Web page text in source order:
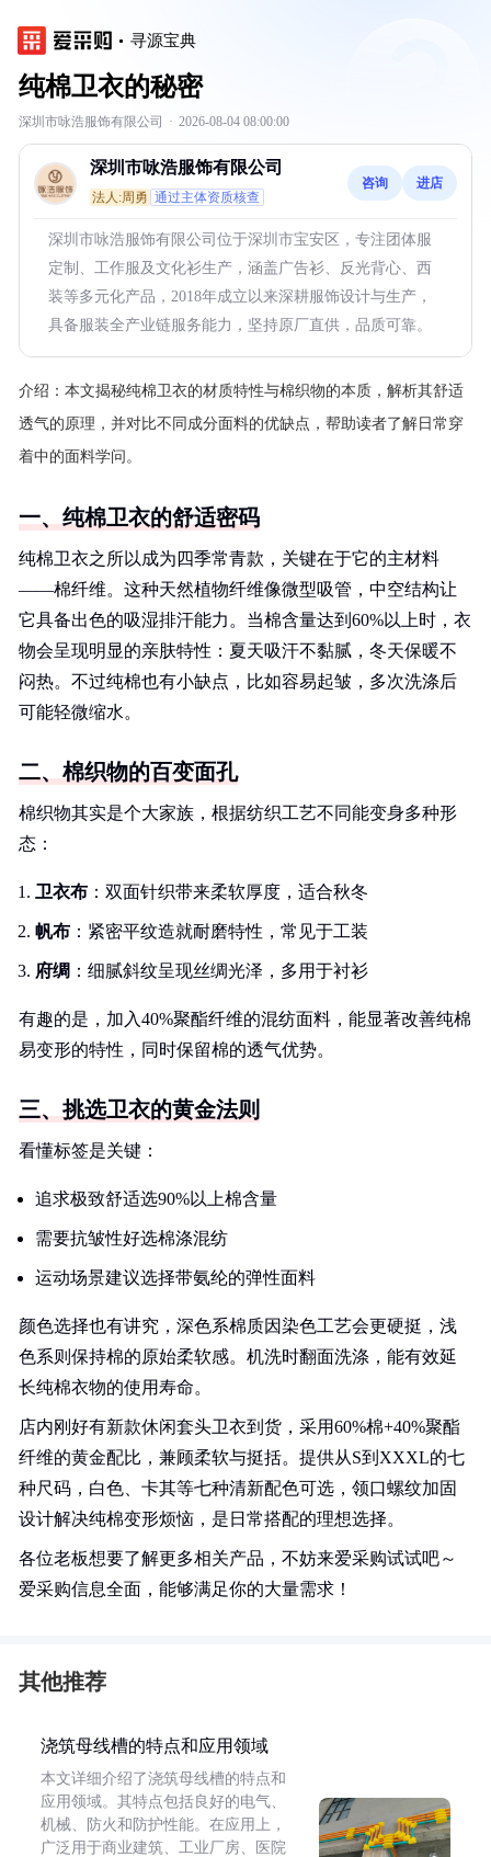
寻源宝典
纯棉卫衣的秘密
深圳市咏浩服饰有限公司 · 2026-08-04 08:00:00
深圳市咏浩服饰有限公司
法人:周勇 通过主体资质核查
咨询 进店
深圳市咏浩服饰有限公司位于深圳市宝安区，专注团体服
定制、工作服及文化衫生产，涵盖广告衫、反光背心、西
装等多元化产品，2018年成立以来深耕服饰设计与生产，
具备服装全产业链服务能力，坚持原厂直供，品质可靠。
介绍： 本文揭秘纯棉卫衣的材质特性与棉织物的本质，解析其舒适
透气的原理，并对比不同成分面料的优缺点，帮助读者了解日常穿
着中的面料学问。
一、纯棉卫衣的舒适密码
纯棉卫衣之所以成为四季常青款，关键在于它的主材料
——棉纤维。这种天然植物纤维像微型吸管，中空结构让
它具备出色的吸湿排汗能力。当棉含量达到60%以上时，衣
物会呈现明显的亲肤特性：夏天吸汗不黏腻，冬天保暖不
闷热。不过纯棉也有小缺点，比如容易起皱，多次洗涤后
可能轻微缩水。
二、棉织物的百变面孔
棉织物其实是个大家族，根据纺织工艺不同能变身多种形
态：
卫衣布 ：双面针织带来柔软厚度，适合秋冬
帆布 ：紧密平纹造就耐磨特性，常见于工装
府绸 ：细腻斜纹呈现丝绸光泽，多用于衬衫
有趣的是，加入40%聚酯纤维的混纺面料，能显著改善纯棉
易变形的特性，同时保留棉的透气优势。
三、挑选卫衣的黄金法则
看懂标签是关键：
追求极致舒适选90%以上棉含量
需要抗皱性好选棉涤混纺
运动场景建议选择带氨纶的弹性面料
颜色选择也有讲究，深色系棉质因染色工艺会更硬挺，浅
色系则保持棉的原始柔软感。机洗时翻面洗涤，能有效延
长纯棉衣物的使用寿命。
店内刚好有新款休闲套头卫衣到货，采用60%棉+40%聚酯
纤维的黄金配比，兼顾柔软与挺括。提供从S到XXXL的七
种尺码，白色、卡其等七种清新配色可选，领口螺纹加固
设计解决纯棉变形烦恼，是日常搭配的理想选择。
各位老板想要了解更多相关产品，不妨来爱采购试试吧～
爱采购信息全面，能够满足你的大量需求！
其他推荐
浇筑母线槽的特点和应用领域
本文详细介绍了浇筑母线槽的特点和
应用领域。其特点包括良好的电气、
机械、防火和防护性能。在应用上，
广泛用于商业建筑、工业厂房、医院